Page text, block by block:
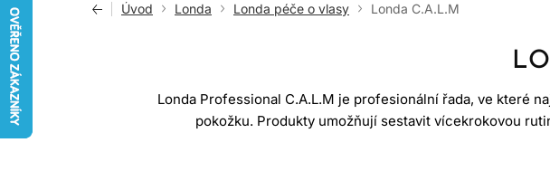
Úvod Londa Londa péče o vlasy Londa C.A.L.M
Londa Professional C.A.L.M je profesionální řada, ve které
pokožku. Produkty umožňují sestavit vícekrokovou
kondicionování, zatímco primer a sérum představují